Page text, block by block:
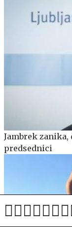
Jambrek zanika,
predsednici